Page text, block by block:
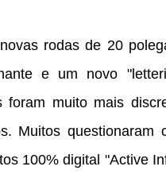
rodas de 20
e um novo
foram muito mais
Muitos
100% digital "Active